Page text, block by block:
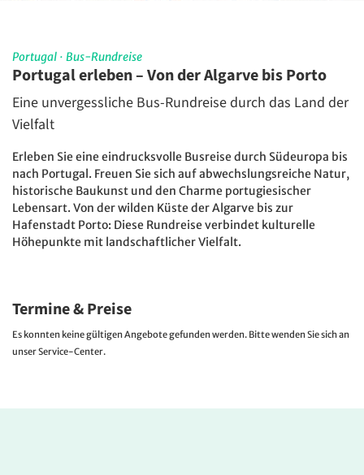
Portugal · Bus-Rundreise
Portugal erleben – Von der Algarve bis Porto
Eine unvergessliche Bus-Rundreise durch das Land der
Vielfalt
Erleben Sie eine eindrucksvolle Busreise durch Südeuropa bis
nach Portugal. Freuen Sie sich auf abwechslungsreiche Natur,
historische Baukunst und den Charme portugiesischer
Lebensart. Von der wilden Küste der Algarve bis zur
Hafenstadt Porto: Diese Rundreise verbindet kulturelle
Höhepunkte mit landschaftlicher Vielfalt.
Termine & Preise
Es konnten keine gültigen Angebote gefunden werden. Bitte wenden Sie sich an
unser Service-Center.